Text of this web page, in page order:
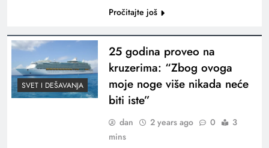
Pročitajte još
SVET I DEŠAVANJA
25 godina proveo na
kruzerima: “Zbog ovoga
moje noge više nikada neće
biti iste”
dan 2 years ago 0
3
mins